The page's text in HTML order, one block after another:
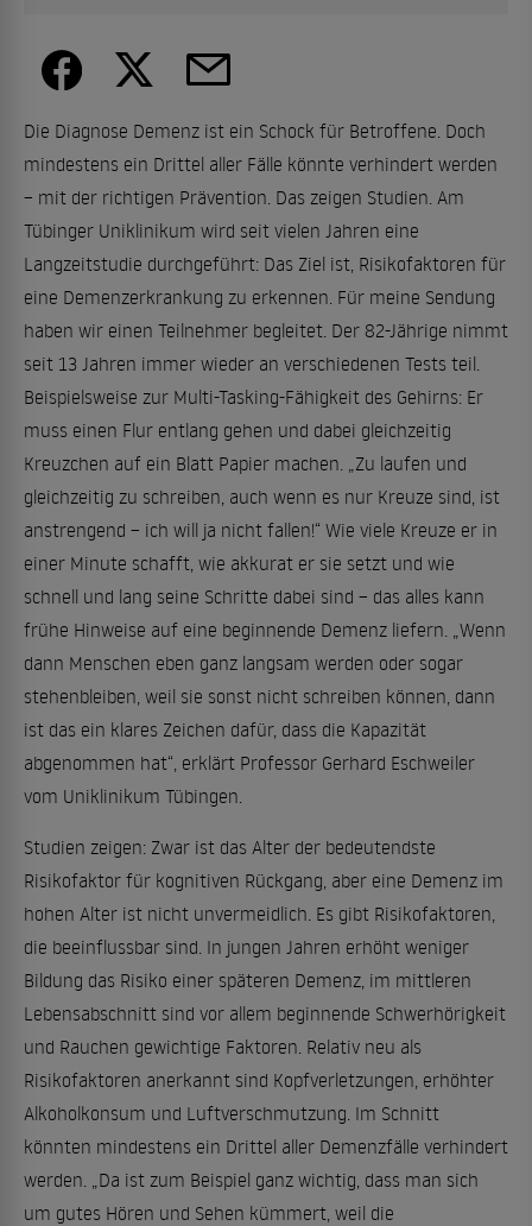
Die Diagnose Demenz ist ein Schock für Betroffene. Doch
mindestens ein Drittel aller Fälle könnte verhindert werden
– mit der richtigen Prävention. Das zeigen Studien. Am
Tübinger Uniklinikum wird seit vielen Jahren eine
Langzeitstudie durchgeführt: Das Ziel ist, Risikofaktoren für
eine Demenzerkrankung zu erkennen. Für meine Sendung
haben wir einen Teilnehmer begleitet. Der 82-Jährige nimmt
seit 13 Jahren immer wieder an verschiedenen Tests teil.
Beispielsweise zur Multi-Tasking-Fähigkeit des Gehirns: Er
muss einen Flur entlang gehen und dabei gleichzeitig
Kreuzchen auf ein Blatt Papier machen. „Zu laufen und
gleichzeitig zu schreiben, auch wenn es nur Kreuze sind, ist
anstrengend – ich will ja nicht fallen!“ Wie viele Kreuze er in
einer Minute schafft, wie akkurat er sie setzt und wie
schnell und lang seine Schritte dabei sind – das alles kann
frühe Hinweise auf eine beginnende Demenz liefern. „Wenn
dann Menschen eben ganz langsam werden oder sogar
stehenbleiben, weil sie sonst nicht schreiben können, dann
ist das ein klares Zeichen dafür, dass die Kapazität
abgenommen hat“, erklärt Professor Gerhard Eschweiler
vom Uniklinikum Tübingen.
Studien zeigen: Zwar ist das Alter der bedeutendste
Risikofaktor für kognitiven Rückgang, aber eine Demenz im
hohen Alter ist nicht unvermeidlich. Es gibt Risikofaktoren,
die beeinflussbar sind. In jungen Jahren erhöht weniger
Bildung das Risiko einer späteren Demenz, im mittleren
Lebensabschnitt sind vor allem beginnende Schwerhörigkeit
und Rauchen gewichtige Faktoren. Relativ neu als
Risikofaktoren anerkannt sind Kopfverletzungen, erhöhter
Alkoholkonsum und Luftverschmutzung. Im Schnitt
könnten mindestens ein Drittel aller Demenzfälle verhindert
werden. „Da ist zum Beispiel ganz wichtig, dass man sich
um gutes Hören und Sehen kümmert, weil die